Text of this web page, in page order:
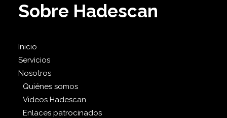
Sobre Hadescan
Inicio
Servicios
Nosotros
Quiénes somos
Videos Hadescan
Enlaces patrocinados